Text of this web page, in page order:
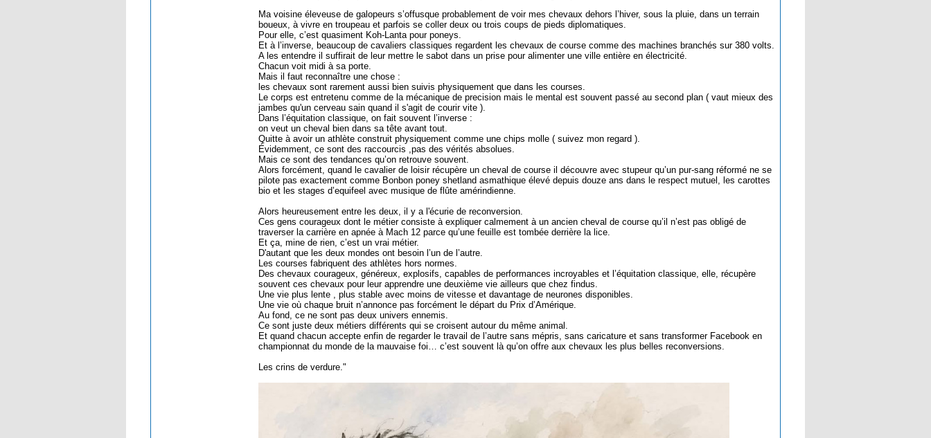
Ma voisine éleveuse de galopeurs s’offusque probablement de voir mes chevaux dehors l’hiver, sous la pluie, dans un terrain
boueux, à vivre en troupeau et parfois se coller deux ou trois coups de pieds diplomatiques.
Pour elle, c’est quasiment Koh-Lanta pour poneys.
Et à l’inverse, beaucoup de cavaliers classiques regardent les chevaux de course comme des machines branchés sur 380 volts.
A les entendre il suffirait de leur mettre le sabot dans un prise pour alimenter une ville entière en électricité.
Chacun voit midi à sa porte.
Mais il faut reconnaître une chose :
les chevaux sont rarement aussi bien suivis physiquement que dans les courses.
Le corps est entretenu comme de la mécanique de precision mais le mental est souvent passé au second plan ( vaut mieux des
jambes qu'un cerveau sain quand il s'agit de courir vite ).
Dans l’équitation classique, on fait souvent l’inverse :
on veut un cheval bien dans sa tête avant tout.
Quitte à avoir un athlète construit physiquement comme une chips molle ( suivez mon regard ).
Évidemment, ce sont des raccourcis ,pas des vérités absolues.
Mais ce sont des tendances qu’on retrouve souvent.
Alors forcément, quand le cavalier de loisir récupère un cheval de course il découvre avec stupeur qu’un pur-sang réformé ne se
pilote pas exactement comme Bonbon poney shetland asmathique élevé depuis douze ans dans le respect mutuel, les carottes
bio et les stages d’equifeel avec musique de flûte amérindienne.
Alors heureusement entre les deux, il y a l'écurie de reconversion.
Ces gens courageux dont le métier consiste à expliquer calmement à un ancien cheval de course qu’il n’est pas obligé de
traverser la carrière en apnée à Mach 12 parce qu’une feuille est tombée derrière la lice.
Et ça, mine de rien, c’est un vrai métier.
D'autant que les deux mondes ont besoin l’un de l’autre.
Les courses fabriquent des athlètes hors normes.
Des chevaux courageux, généreux, explosifs, capables de performances incroyables et l’équitation classique, elle, récupère
souvent ces chevaux pour leur apprendre une deuxième vie ailleurs que chez findus.
Une vie plus lente , plus stable avec moins de vitesse et davantage de neurones disponibles.
Une vie où chaque bruit n’annonce pas forcément le départ du Prix d’Amérique.
Au fond, ce ne sont pas deux univers ennemis.
Ce sont juste deux métiers différents qui se croisent autour du même animal.
Et quand chacun accepte enfin de regarder le travail de l’autre sans mépris, sans caricature et sans transformer Facebook en
championnat du monde de la mauvaise foi… c’est souvent là qu’on offre aux chevaux les plus belles reconversions.
Les crins de verdure."